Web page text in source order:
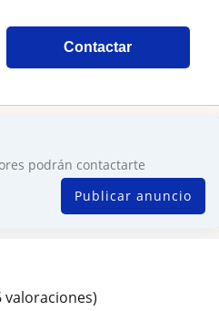
Contactar
podrán contactarte
Publicar anuncio
valoraciones)